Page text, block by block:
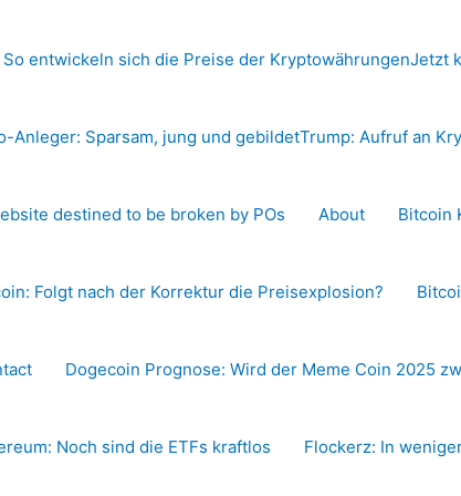
So entwickeln sich die Preise der KryptowährungenJetzt
Anleger: Sparsam, jung und gebildetTrump: Aufruf an
destined to be broken by POs About Bitcoin
Folgt nach der Korrektur die Preisexplosion?
Dogecoin Prognose: Wird der Meme Coin 2025
Noch sind die ETFs kraftlos Flockerz: In